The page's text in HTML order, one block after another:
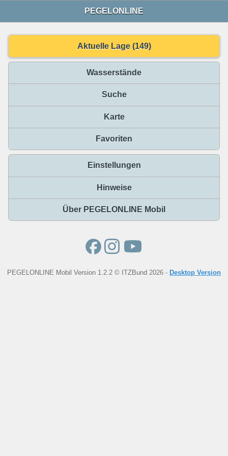
PEGELONLINE
Aktuelle Lage (149)
Wasserstände
Suche
Karte
Favoriten
Einstellungen
Hinweise
Über PEGELONLINE Mobil
PEGELONLINE Mobil Version 1.2.2 © ITZBund 2026 - Desktop Version